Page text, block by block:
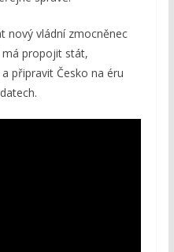
nový vládní zmocněnec
propojit stát,
připravit Česko na éru